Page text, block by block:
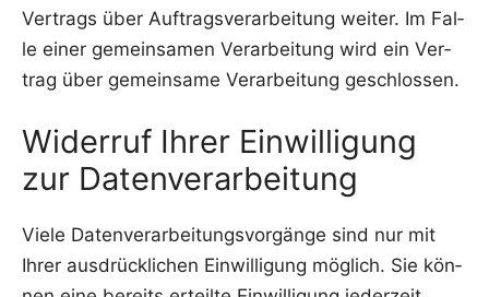
Ver­trags über Auf­trags­ver­ar­bei­tung wei­ter. Im Fal­
le einer gemein­sa­men Ver­ar­bei­tung wird ein Ver­
trag über gemein­sa­me Ver­ar­bei­tung geschlossen.
Widerruf Ihrer Einwilligung
zur Datenverarbeitung
Vie­le Daten­ver­ar­bei­tungs­vor­gän­ge sind nur mit
Ihrer aus­drück­li­chen Ein­wil­li­gung mög­lich. Sie kön­